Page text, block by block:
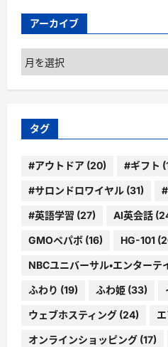
アーカイブ
ア
ー
カ
ブ
タグ
#アウトドア (20) #ギフト
#サロンドロワイヤル (31)
#英語学習 (27) AI英会話
GMOペパボ (16) HG-101
NBCユニバーサル・エンターテ
ふわり (19) ふわ姫 (33)
ウェブホスティング (24)
オンラインショッピング (17)